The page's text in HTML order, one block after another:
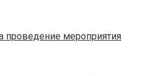
проведение мероприятия